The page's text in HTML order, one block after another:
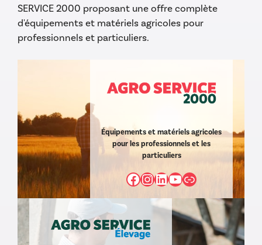
SERVICE 2000 proposant une offre complète
d'équipements et matériels agricoles pour
professionnels et particuliers.
Équipements et matériels agricoles
pour les professionnels et les
particuliers
Facebook
Instagram
LinkedIn
YouTube
https://